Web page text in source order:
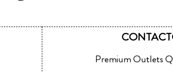
Premium Outlets